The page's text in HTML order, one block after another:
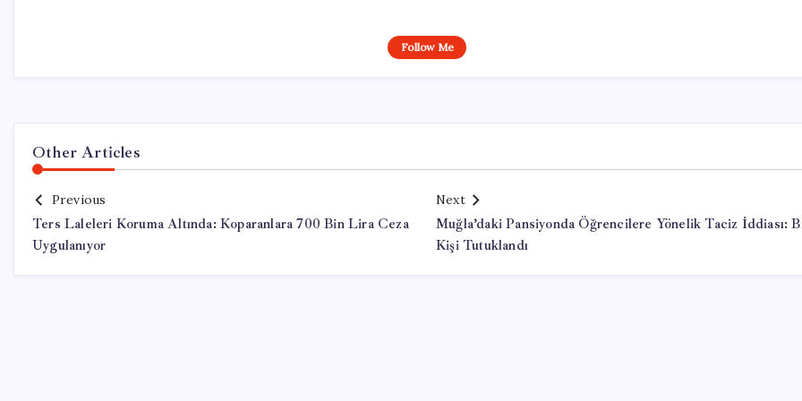
Follow Me
Other Articles
Previous
Ters Laleleri Koruma Altında: Koparanlara 700 Bin Lira Ceza
Uygulanıyor
Next
Muğla’daki Pansiyonda Öğrencilere Yönelik Taciz İddiası:
Kişi Tutuklandı